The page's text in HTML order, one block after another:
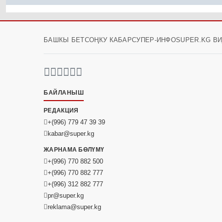
БАШКЫ БЕТСОҢКУ КАБАРСУПЕР-ИНФОSUPER.KG
БАЙЛАНЫШ
РЕДАКЦИЯ
+(996) 779 47 39 39
kabar@super.kg
ЖАРНАМА БӨЛҮМҮ
+(996) 770 882 500
+(996) 770 882 777
+(996) 312 882 777
pr@super.kg
reklama@super.kg